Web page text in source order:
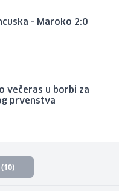
- Maroko 2:0
večeras u borbi za
prvenstva